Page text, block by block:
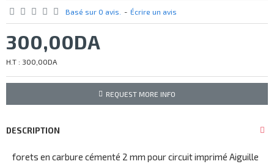
Basé sur 0 avis. - Écrire un avis
300,00DA
H.T : 300,00DA
REQUEST MORE INFO
DESCRIPTION
forets en carbure cémenté 2 mm pour circuit imprimé Aiguille